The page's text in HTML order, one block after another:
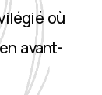
où
avant-